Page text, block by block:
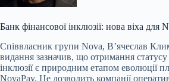
Банк фінансової інклюзії: нова віха для
Співвласник групи Nova, В’ячеслав
видання зазначив, що отримання статусу
інклюзії є природним етапом еволюції
NovaPay. Це дозволить компанії